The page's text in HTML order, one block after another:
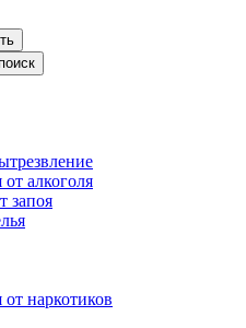
алкоголя
запоя
наркотиков